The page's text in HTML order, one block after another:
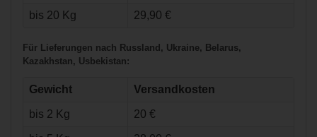
bis 20 Kg 29,90 €
Für Lieferungen nach Russland, Ukraine, Belarus,
Kazakhstan, Usbekistan:
Gewicht Versandkosten
bis 2 Kg 20 €